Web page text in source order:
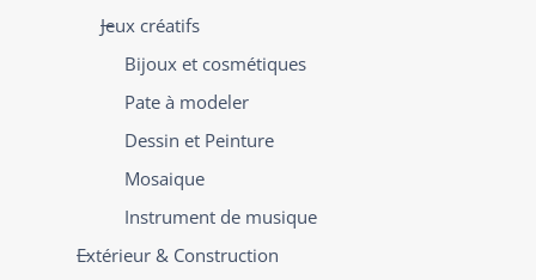
Jeux créatifs
Bijoux et cosmétiques
Pate à modeler
Dessin et Peinture
Mosaique
Instrument de musique
Extérieur & Construction